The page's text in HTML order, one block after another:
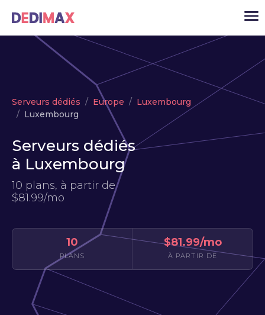
VPS
Serveurs dédiés
MON ESPACE
Serveurs dédiés Europe
Luxembourg
Luxembourg
Serveurs dédiés
à Luxembourg
10 plans, à partir de
$81.99/mo
10
PLANS
$81.99/mo
À PARTIR DE